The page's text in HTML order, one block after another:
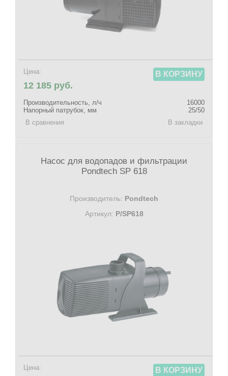
Цена:
12 185 руб.
В КОРЗИНУ
Производительность, л/ч
16000
Напорный патрубок, мм
25/50
В сравнения
В закладки
Насос для водопадов и фильтрации
Pondtech SP 618
Производитель: Pondtech
Артикул: P/SP618
Цена: В КОРЗИНУ